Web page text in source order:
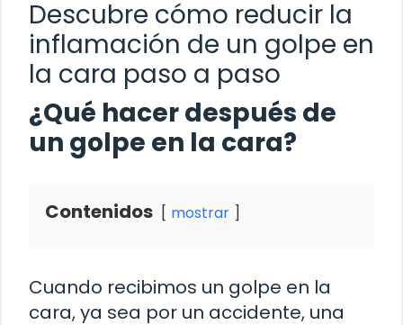
Descubre cómo reducir la
inflamación de un golpe en
la cara paso a paso
¿Qué hacer después de
un golpe en la cara?
Contenidos mostrar
Cuando recibimos un golpe en la
cara, ya sea por un accidente, una